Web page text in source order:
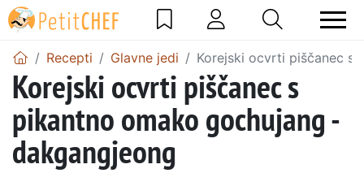
Recepti Glavne jedi Korejski ocvrti piščanec s
Korejski ocvrti piščanec s
pikantno omako gochujang -
dakgangjeong